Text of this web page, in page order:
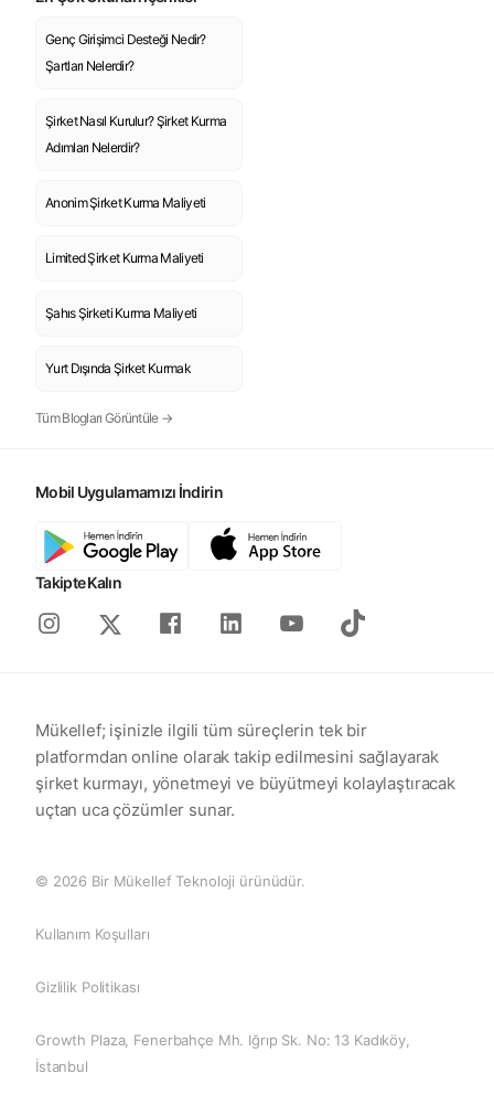
Genç Girişimci Desteği Nedir?
Şartları Nelerdir?
Şirket Nasıl Kurulur? Şirket Kurma
Adımları Nelerdir?
Anonim Şirket Kurma Maliyeti
Limited Şirket Kurma Maliyeti
Şahıs Şirketi Kurma Maliyeti
Yurt Dışında Şirket Kurmak
Tüm Blogları Görüntüle →
Mobil Uygulamamızı İndirin
Takipte Kalın
Instagram
X FacebookLinkedinYoutubeTiktok
Mükellef; işinizle ilgili tüm süreçlerin tek bir
platformdan online olarak takip edilmesini sağlayarak
şirket kurmayı, yönetmeyi ve büyütmeyi kolaylaştıracak
uçtan uca çözümler sunar.
© 2026 Bir Mükellef Teknoloji ürünüdür.
Kullanım Koşulları
Gizlilik Politikası
Growth Plaza, Fenerbahçe Mh. Iğrıp Sk. No: 13 Kadıköy,
İstanbul